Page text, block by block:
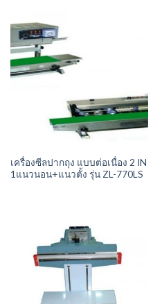
เครื่องซีลปากถุง แบบต่อเนื่อง 2 IN
1แนวนอน+แนวตั้ง รุ่น ZL-770LS